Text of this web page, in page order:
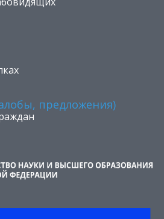
предложения)